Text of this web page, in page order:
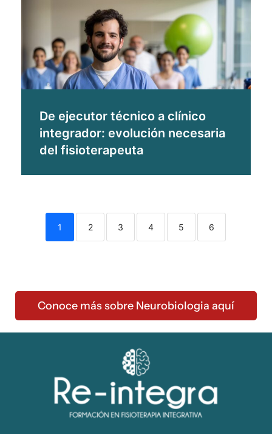
De ejecutor técnico a clínico
integrador: evolución necesaria
del fisioterapeuta
1 2 3 4 5 6
Conoce más sobre Neurobiologia aquí